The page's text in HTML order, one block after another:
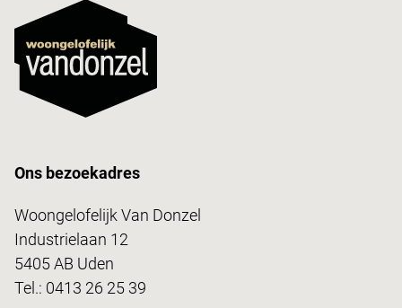
Ons bezoekadres
Woongelofelijk Van Donzel
Industrielaan 12
5405 AB Uden
Tel.: 0413 26 25 39